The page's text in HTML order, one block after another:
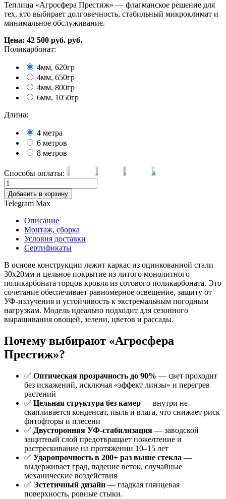
Теплица «Агросфера Престиж» — флагманское решение для
тех, кто выбирает долговечность, стабильный микроклимат и
минимальное обслуживание.
Цена: 42 500 руб. руб.
Поликарбонат:
4мм, 620гр
4мм, 650гр
4мм, 800гр
6мм, 1050гр
Длина:
4 метра
6 метров
8 метров
Способы оплаты:
Добавить в корзину
Telegram Max
Описание
Монтаж, сборка
Условия доставки
Сертификаты
В основе конструкции лежит каркас из оцинкованной стали
30х20мм и цельное покрытие из литого монолитного
поликарбоната торцов кровля из сотового поликарбоната. Это
сочетание обеспечивает равномерное освещение, защиту от
УФ-излучения и устойчивость к экстремальным погодным
нагрузкам. Модель идеально подходит для сезонного
выращивания овощей, зелени, цветов и рассады.
Почему выбирают «Агросфера
Престиж»?
✅ Оптическая прозрачность до 90% — свет проходит
без искажений, исключая «эффект линзы» и перегрев
растений
✅ Цельная структура без камер — внутри не
скапливается конденсат, пыль и влага, что снижает риск
фитофторы и плесени
✅ Двусторонняя УФ-стабилизация — заводской
защитный слой предотвращает пожелтение и
растрескивание на протяжении 10–15 лет
✅ Ударопрочность в 200+ раз выше стекла —
выдерживает град, падение веток, случайные
механические воздействия
✅ Эстетичный дизайн — гладкая глянцевая
поверхность, ровные стыки.